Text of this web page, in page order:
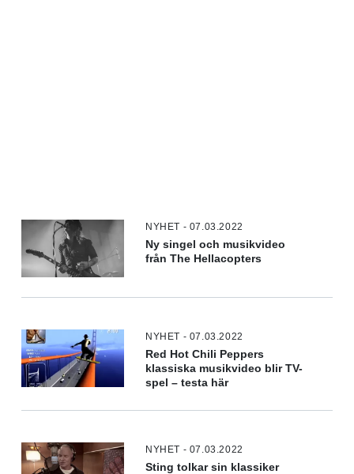
NYHET - 07.03.2022
Ny singel och musikvideo
från The Hellacopters
NYHET - 07.03.2022
Red Hot Chili Peppers
klassiska musikvideo blir TV-
spel – testa här
NYHET - 07.03.2022
Sting tolkar sin klassiker